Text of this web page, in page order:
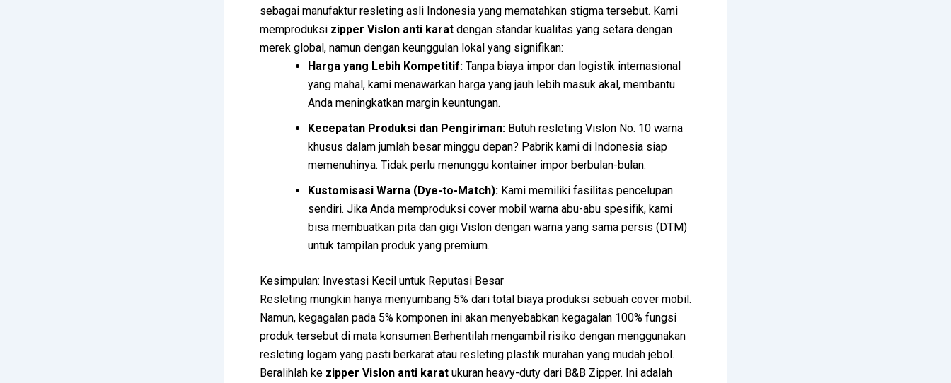
sebagai manufaktur resleting asli Indonesia yang mematahkan stigma tersebut. Kami
memproduksi zipper Vislon anti karat dengan standar kualitas yang setara dengan
merek global, namun dengan keunggulan lokal yang signifikan:
Harga yang Lebih Kompetitif: Tanpa biaya impor dan logistik internasional
yang mahal, kami menawarkan harga yang jauh lebih masuk akal, membantu
Anda meningkatkan margin keuntungan.
Kecepatan Produksi dan Pengiriman: Butuh resleting Vislon No. 10 warna
khusus dalam jumlah besar minggu depan? Pabrik kami di Indonesia siap
memenuhinya. Tidak perlu menunggu kontainer impor berbulan-bulan.
Kustomisasi Warna (Dye-to-Match): Kami memiliki fasilitas pencelupan
sendiri. Jika Anda memproduksi cover mobil warna abu-abu spesifik, kami
bisa membuatkan pita dan gigi Vislon dengan warna yang sama persis (DTM)
untuk tampilan produk yang premium.
Kesimpulan: Investasi Kecil untuk Reputasi Besar
Resleting mungkin hanya menyumbang 5% dari total biaya produksi sebuah cover mobil.
Namun, kegagalan pada 5% komponen ini akan menyebabkan kegagalan 100% fungsi
produk tersebut di mata konsumen.Berhentilah mengambil risiko dengan menggunakan
resleting logam yang pasti berkarat atau resleting plastik murahan yang mudah jebol.
Beralihlah ke zipper Vislon anti karat ukuran heavy-duty dari B&B Zipper. Ini adalah